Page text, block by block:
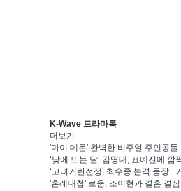
K-Wave 드라마톡
더보기
'마이 데몬' 완벽한 비주얼 주인공들
‘낮에 뜨는 달’ 김영대, 표예진에 깜
‘고려거란전쟁’ 최수종 본격 등장...
'혼례대첩' 로운, 조이현과 결혼 결